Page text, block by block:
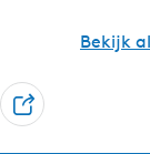
Bekijk
D